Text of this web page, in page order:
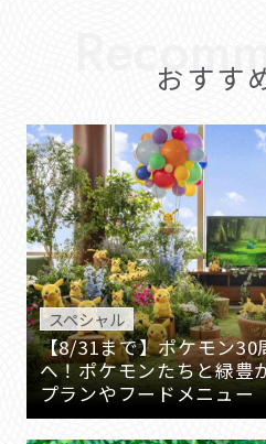
おすす
スペシャル
【8/31まで】ポケモン30
へ！ポケモンたちと緑豊
プランやフードメニュー